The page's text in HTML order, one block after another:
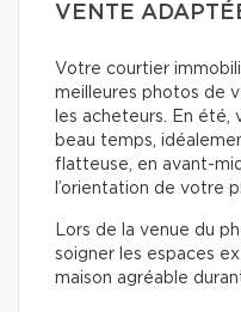
VENTE
Votre courtier
meilleures photos de
les acheteurs. En été,
beau temps,
flatteuse, en avant-
l’orientation de votre
Lors de la venue du
soigner les espaces
maison agréable